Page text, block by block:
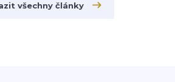
všechny články